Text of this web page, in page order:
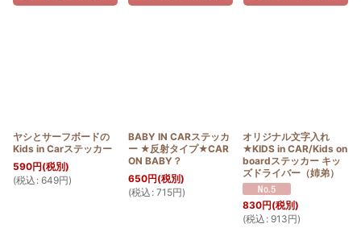
ヤシとサーフボードの
Kids in Carステッカー
590円(税別)
(税込 : 649円)
BABY IN CARステッカ
ー ★反射タイプ★CAR
ON BABY？
650円(税別)
(税込 : 715円)
オリジナル文字入れ
★KIDS in CAR/Kids on
boardステッカー キッ
ズドライバー（姉弟）
830円(税別)
(税込 : 913円)